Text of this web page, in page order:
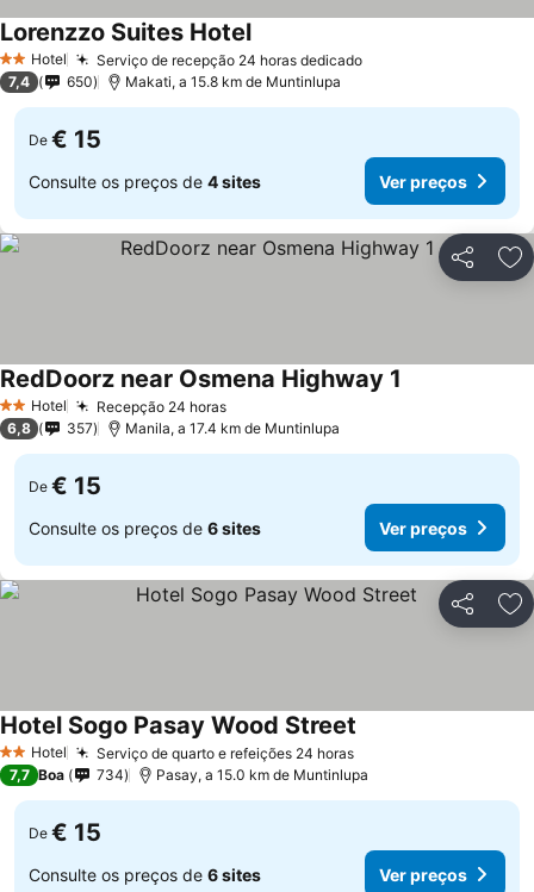
2 Estrelas
Hotel Serviço de recepção 24 horas dedicado
Lorenzzo Suites Hotel
7,4 650 Makati, a 15.8 km de Muntinlupa
De € 15
Consulte os preços de 4 sites Ver preços
Partilhar
2 Estrelas
Hotel Recepção 24 horas
RedDoorz near Osmena Highway 1
6,8 357 Manila, a 17.4 km de Muntinlupa
De € 15
Consulte os preços de 6 sites Ver preços
Partilhar
2 Estrelas
Hotel Serviço de quarto e refeições 24 horas
Hotel Sogo Pasay Wood Street
7,7 Boa 734 Pasay, a 15.0 km de Muntinlupa
De € 15
Consulte os preços de 6 sites Ver preços